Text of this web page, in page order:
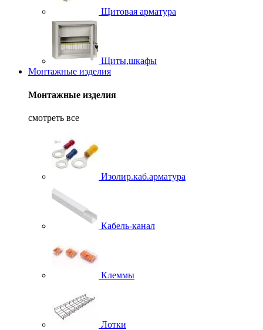
Щитовая арматура
Щиты,шкафы
Монтажные изделия
Монтажные изделия
смотреть все
Изолир.каб.арматура
Кабель-канал
Клеммы
Лотки